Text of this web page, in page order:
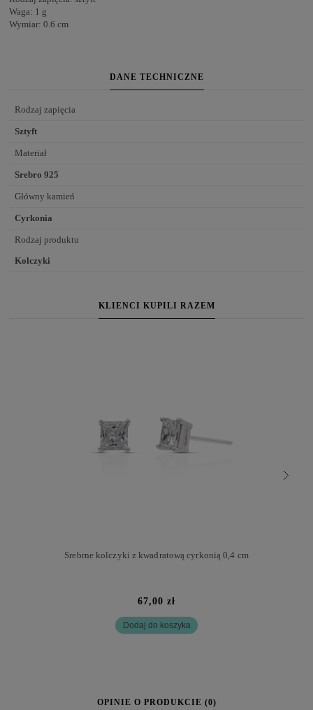
Waga: 1 g
Wymiar: 0.6 cm
DANE TECHNICZNE
Rodzaj zapięcia
Sztyft
Materiał
Srebro 925
Główny kamień
Cyrkonia
Rodzaj produktu
Kolczyki
KLIENCI KUPILI RAZEM
Srebrne kolczyki z kwadratową cyrkonią 0,4 cm
67,00 zł
Dodaj do koszyka
OPINIE O PRODUKCIE (0)